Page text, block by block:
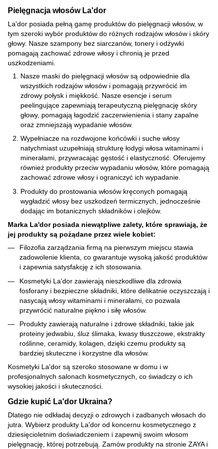
Pielęgnacja włosów La'dor
La'dor posiada pełną gamę produktów do pielęgnacji włosów, w
tym szeroki wybór produktów do różnych rodzajów włosów i skóry
głowy. Nasze szampony bez siarczanów, tonery i odżywki
pomagają zachować zdrowe włosy i chronią je przed
uszkodzeniami.
Nasze maski do pielęgnacji włosów są odpowiednie dla
wszystkich rodzajów włosów i pomagają przywrócić im
zdrowy połysk i miękkość. Nasze esencje i serum
peelingujące zapewniają terapeutyczną pielęgnację skóry
głowy, pomagają łagodzić zaczerwienienia i stany zapalne
oraz zmniejszają wypadanie włosów.
Wypełniacze na rozdwojone końcówki i suche włosy
natychmiast uzupełniają strukturę łodygi włosa witaminami i
minerałami, przywracając gęstość i elastyczność. Oferujemy
również produkty przeciw wypadaniu włosów, które pomagają
zachować zdrowe włosy i ograniczyć ich wypadanie.
Produkty do prostowania włosów kręconych pomagają
wygładzić włosy bez uszkodzeń termicznych, jednocześnie
dodając im botanicznych składników i olejków.
Marka La'dor posiada niewątpliwe zalety, które sprawiają, że
jej produkty są pożądane przez wiele kobiet:
Filozofia zarządzania firmą na pierwszym miejscu stawia
zadowolenie klienta, co gwarantuje wysoką jakość produktów
i zapewnia satysfakcję z ich stosowania.
Kosmetyki La'dor zawierają nieszkodliwe dla zdrowia
fosforany i bezpieczne składniki, które delikatnie oczyszczają i
nasycają włosy witaminami i minerałami, co pozwala
przywrócić naturalne piękno i siłę włosów.
Produkty zawierają naturalne i zdrowe składniki, takie jak
proteiny jedwabiu, śluz ślimaka, kwasy tłuszczowe, ekstrakty
roślinne, ceramidy, kolagen, dzięki czemu produkty są
bardziej skuteczne i korzystne dla włosów.
Kosmetyki La'dor są szeroko stosowane w domu i w
profesjonalnych salonach kosmetycznych, co świadczy o ich
wysokiej jakości i skuteczności.
Gdzie kupić La'dor Ukraina?
Dlatego nie odkładaj decyzji o zdrowych i zadbanych włosach do
jutra. Wybierz produkty La'dor od koncernu kosmetycznego z
dziesięcioletnim doświadczeniem i zapewnij swoim włosom
pielęgnację, której potrzebują. Zamów produkty na stronie ZAYA i